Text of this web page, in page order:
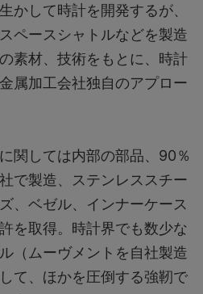
かして時計を開発するが、
ペースシャトルなどを製造
素材、技術をもとに、時計
属加工会社独自のアプロー
関しては内部の部品、90％
で製造、ステンレススチー
、ベゼル、インナーケース
を取得。時計界でも数少な
（ムーヴメントを自社製造
て、ほかを圧倒する強靭で